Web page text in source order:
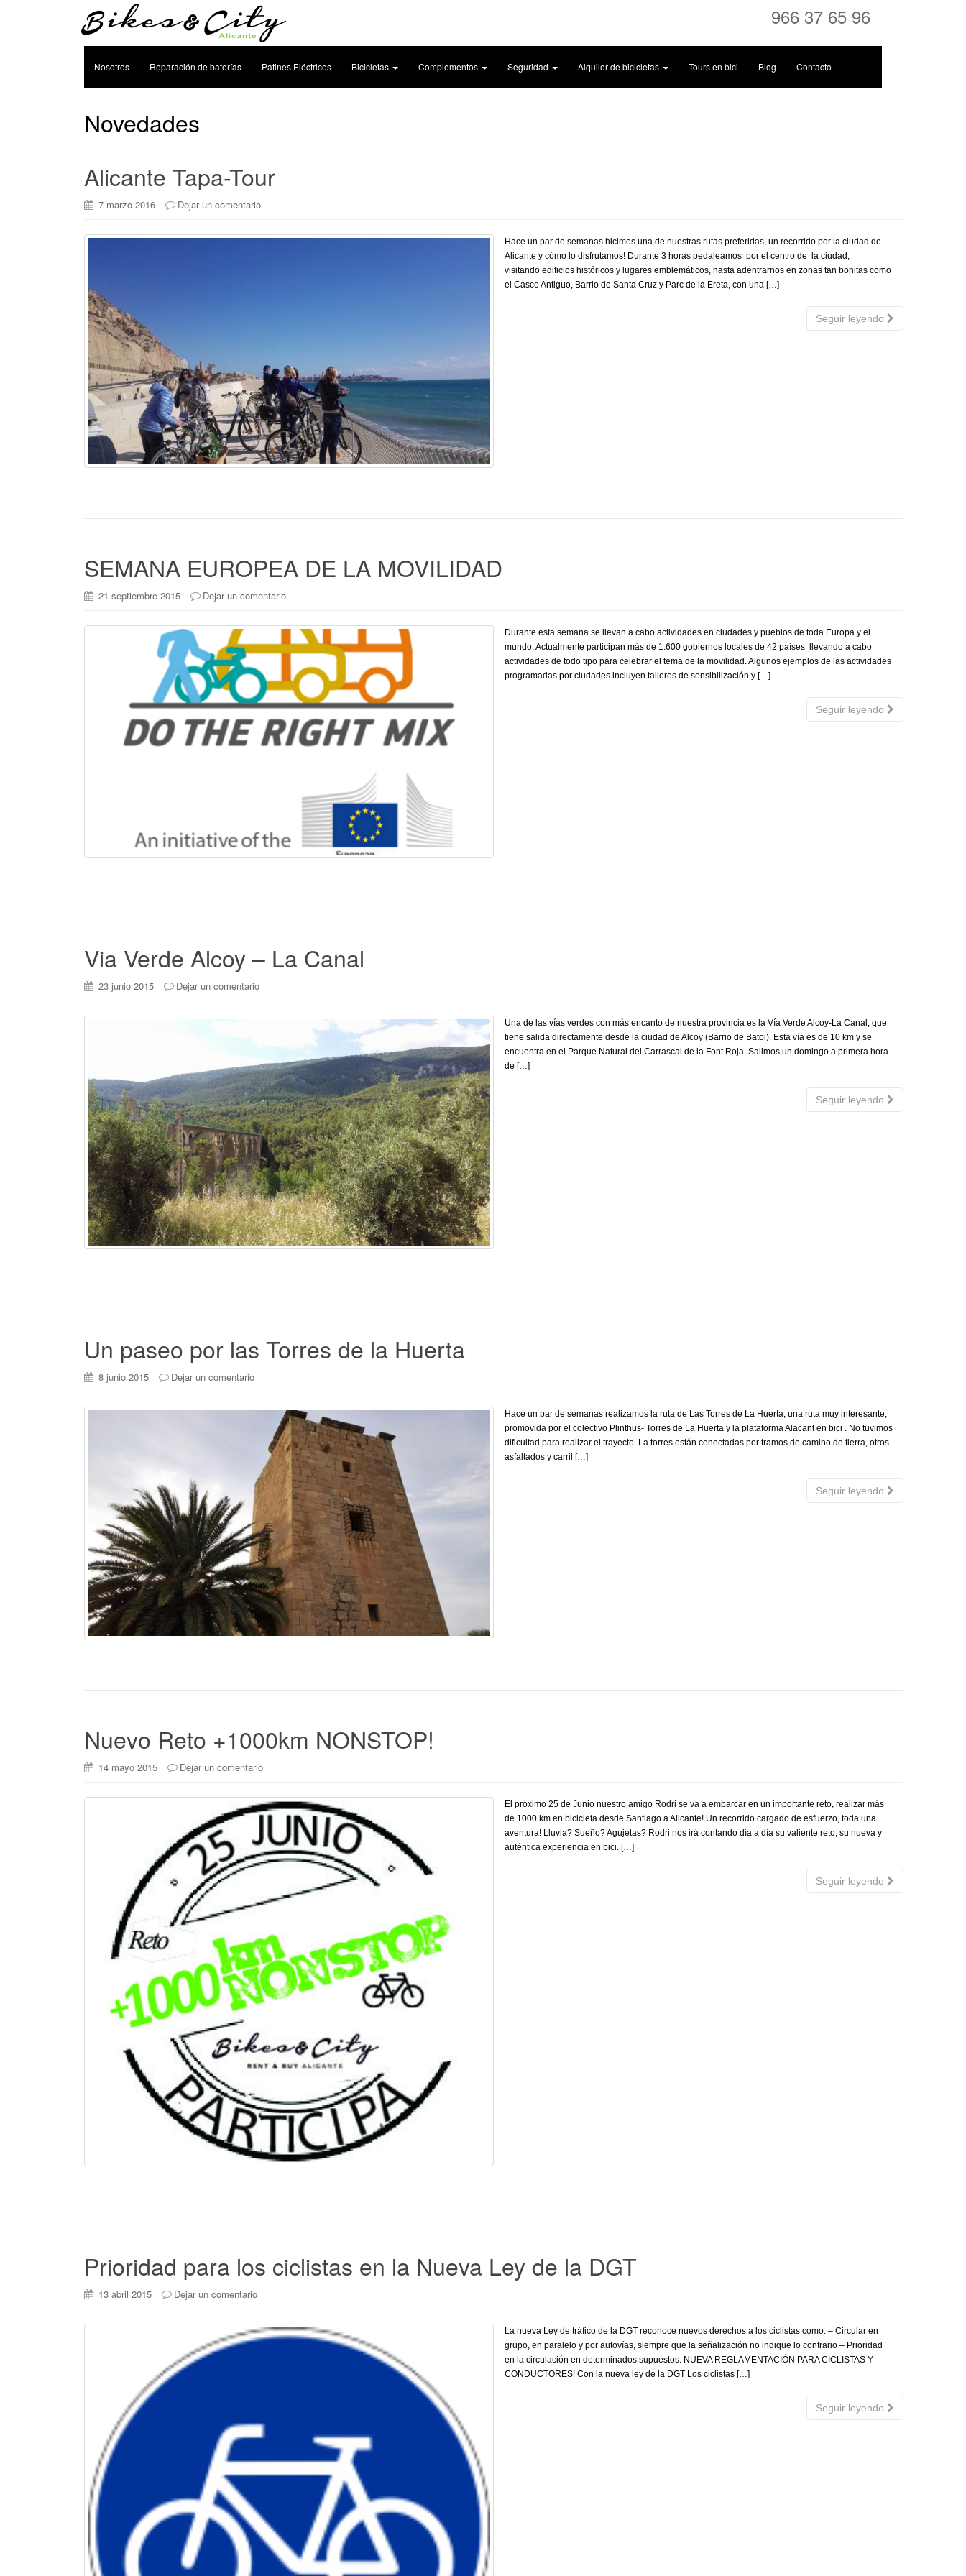
966 37 65 96
Nosotros Reparación de baterías Patines Eléctricos Bicicletas Complementos Seguridad Alquiler de bicicletas Tours en bici Blog Contacto
Novedades
Alicante Tapa-Tour
7 marzo 2016 Dejar un comentario
Hace un par de semanas hicimos una de nuestras rutas preferidas, un recorrido por la ciudad de
Alicante y cómo lo disfrutamos! Durante 3 horas pedaleamos por el centro de la ciudad,
visitando edificios históricos y lugares emblemáticos, hasta adentrarnos en zonas tan bonitas como
el Casco Antiguo, Barrio de Santa Cruz y Parc de la Ereta, con una […]
Seguir leyendo
SEMANA EUROPEA DE LA MOVILIDAD
21 septiembre 2015 Dejar un comentario
Durante esta semana se llevan a cabo actividades en ciudades y pueblos de toda Europa y el
mundo. Actualmente participan más de 1.600 gobiernos locales de 42 países llevando a cabo
actividades de todo tipo para celebrar el tema de la movilidad. Algunos ejemplos de las actividades
programadas por ciudades incluyen talleres de sensibilización y […]
Seguir leyendo
Via Verde Alcoy – La Canal
23 junio 2015 Dejar un comentario
Una de las vías verdes con más encanto de nuestra provincia es la Vía Verde Alcoy-La Canal, que
tiene salida directamente desde la ciudad de Alcoy (Barrio de Batoi). Esta vía es de 10 km y se
encuentra en el Parque Natural del Carrascal de la Font Roja. Salimos un domingo a primera hora
de […]
Seguir leyendo
Un paseo por las Torres de la Huerta
8 junio 2015 Dejar un comentario
Hace un par de semanas realizamos la ruta de Las Torres de La Huerta, una ruta muy interesante,
promovida por el colectivo Plinthus- Torres de La Huerta y la plataforma Alacant en bici . No tuvimos
dificultad para realizar el trayecto. La torres están conectadas por tramos de camino de tierra, otros
asfaltados y carril […]
Seguir leyendo
Nuevo Reto +1000km NONSTOP!
14 mayo 2015 Dejar un comentario
El próximo 25 de Junio nuestro amigo Rodri se va a embarcar en un importante reto, realizar más
de 1000 km en bicicleta desde Santiago a Alicante! Un recorrido cargado de esfuerzo, toda una
aventura! Lluvia? Sueño? Agujetas? Rodri nos irá contando día a día su valiente reto, su nueva y
auténtica experiencia en bici. […]
Seguir leyendo
Prioridad para los ciclistas en la Nueva Ley de la DGT
13 abril 2015 Dejar un comentario
La nueva Ley de tráfico de la DGT reconoce nuevos derechos a los ciclistas como: – Circular en
grupo, en paralelo y por autovías, siempre que la señalización no indique lo contrario – Prioridad
en la circulación en determinados supuestos. NUEVA REGLAMENTACIÓN PARA CICLISTAS Y
CONDUCTORES! Con la nueva ley de la DGT Los ciclistas […]
Seguir leyendo